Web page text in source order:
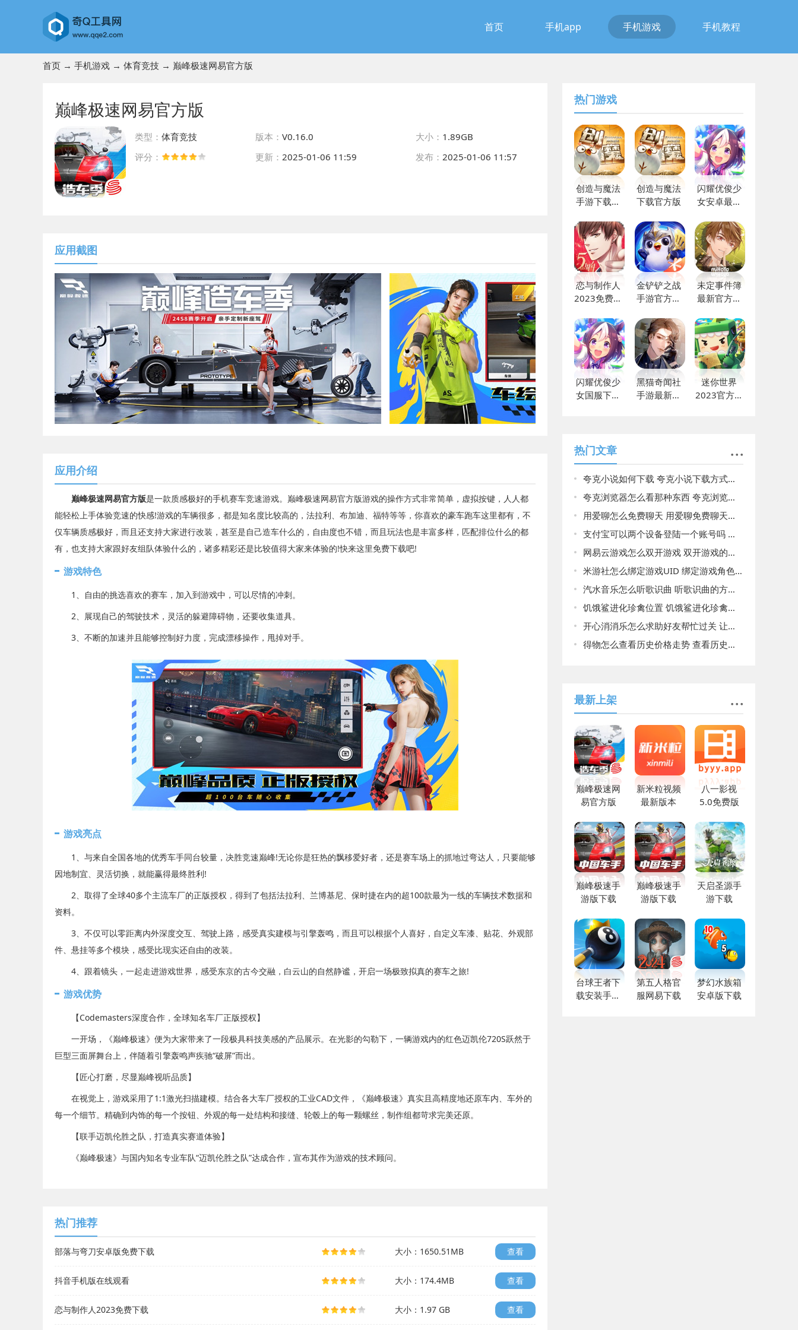
首页 手机app 手机游戏 手机教程
首页 → 手机游戏 → 体育竞技 → 巅峰极速网易官方版
巅峰极速网易官方版
类型： 体育竞技 版本： V0.16.0 大小： 1.89GB
评分：
更新： 2025-01-06 11:59 发布： 2025-01-06 11:57
应用截图
应用介绍
巅峰极速网易官方版是一款质感极好的手机赛车竞速游戏。巅峰极速网易官方版游戏的操作方式非常简单，虚拟按键，人人都
能轻松上手体验竞速的快感!游戏的车辆很多，都是知名度比较高的，法拉利、布加迪、福特等等，你喜欢的豪车跑车这里都有，不
仅车辆质感极好，而且还支持大家进行改装，甚至是自己造车什么的，自由度也不错，而且玩法也是丰富多样，匹配排位什么的都
有，也支持大家跟好友组队体验什么的，诸多精彩还是比较值得大家来体验的!快来这里免费下载吧!
游戏特色
1、自由的挑选喜欢的赛车，加入到游戏中，可以尽情的冲刺。
2、展现自己的驾驶技术，灵活的躲避障碍物，还要收集道具。
3、不断的加速并且能够控制好力度，完成漂移操作，甩掉对手。
游戏亮点
1、与来自全国各地的优秀车手同台较量，决胜竞速巅峰!无论你是狂热的飘移爱好者，还是赛车场上的抓地过弯达人，只要能够
因地制宜、灵活切换，就能赢得最终胜利!
2、取得了全球40多个主流车厂的正版授权，得到了包括法拉利、兰博基尼、保时捷在内的超100款最为一线的车辆技术数据和
资料。
3、不仅可以零距离内外深度交互、驾驶上路，感受真实建模与引擎轰鸣，而且可以根据个人喜好，自定义车漆、贴花、外观部
件、悬挂等多个模块，感受比现实还自由的改装。
4、跟着镜头，一起走进游戏世界，感受东京的古今交融，白云山的自然静谧，开启一场极致拟真的赛车之旅!
游戏优势
【Codemasters深度合作，全球知名车厂正版授权】
一开场，《巅峰极速》便为大家带来了一段极具科技美感的产品展示。在光影的勾勒下，一辆游戏内的红色迈凯伦720S跃然于
巨型三面屏舞台上，伴随着引擎轰鸣声疾驰“破屏”而出。
【匠心打磨，尽显巅峰视听品质】
在视觉上，游戏采用了1:1激光扫描建模。结合各大车厂授权的工业CAD文件，《巅峰极速》真实且高精度地还原车内、车外的
每一个细节。精确到内饰的每一个按钮、外观的每一处结构和接缝、轮毂上的每一颗螺丝，制作组都苛求完美还原。
【联手迈凯伦胜之队，打造真实赛道体验】
《巅峰极速》与国内知名专业车队“迈凯伦胜之队”达成合作，宣布其作为游戏的技术顾问。
热门推荐
部落与弯刀安卓版免费下载 大小：1650.51MB 查看
抖音手机版在线观看 大小：174.4MB 查看
恋与制作人2023免费下载 大小：1.97 GB 查看
热门游戏
创造与魔法
手游下载最
创造与魔法
下载官方版
闪耀优俊少
女安卓最新
恋与制作人
2023免费下
金铲铲之战
手游官方下
未定事件簿
最新官方版
闪耀优俊少
女国服下载
黑猫奇闻社
手游最新版
迷你世界
2023官方最
热门文章
夸克小说如何下载 夸克小说下载方式分享
夸克浏览器怎么看那种东西 夸克浏览器最简单的搜查方法
用爱聊怎么免费聊天 用爱聊免费聊天方法介绍
支付宝可以两个设备登陆一个账号吗 支付宝是否可以两个设备登陆一个账号的回应
网易云游戏怎么双开游戏 双开游戏的详细方法和步骤
米游社怎么绑定游戏UID 绑定游戏角色的方法
汽水音乐怎么听歌识曲 听歌识曲的方法介绍
饥饿鲨进化珍禽位置 饥饿鲨进化珍禽位置一览
开心消消乐怎么求助好友帮忙过关 让好友代打的方法
得物怎么查看历史价格走势 查看历史价格走势方法
最新上架
巅峰极速网
易官方版
新米粒视频
最新版本
八一影视
5.0免费版
巅峰极速手
游版下载
巅峰极速手
游版下载
天启圣源手
游下载
台球王者下
载安装手机
第五人格官
服网易下载
梦幻水族箱
安卓版下载